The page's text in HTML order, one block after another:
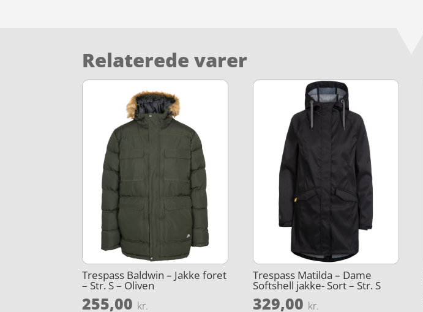
Relaterede varer
Trespass Baldwin – Jakke foret
– Str. S – Oliven
255,00 kr.
Trespass Matilda – Dame
Softshell jakke- Sort – Str. S
329,00 kr.